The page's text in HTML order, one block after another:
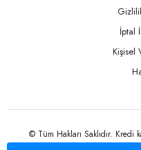
İptal
Kişisel
© Tüm Hakları Saklıdır. Kredi